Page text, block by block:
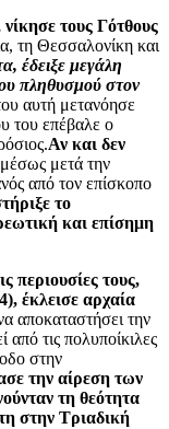
τους Γότθους
τη Θεσσαλονίκη και
έδειξε μεγάλη
πληθυσμού στον
αυτή μετανόησε
του επέβαλε ο
Αν και δεν
μετά την
από τον επίσκοπο
το
και επίσημη
περιουσίες τους,
έκλεισε αρχαία
αποκαταστήσει την
από τις πολυποίκιλες
στην
την αίρεση των
τη θεότητα
στην Τριαδική